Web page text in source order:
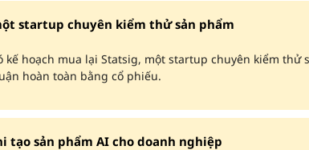
startup chuyên kiểm thử sản phẩm
kế hoạch mua lại Statsig, một startup chuyên kiểm thử
hoàn toàn bằng cổ phiếu.
tạo sản phẩm AI cho doanh nghiệp